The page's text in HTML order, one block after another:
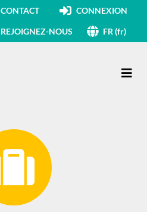
CONTACT CONNEXION
REJOIGNEZ-NOUS FR (fr)